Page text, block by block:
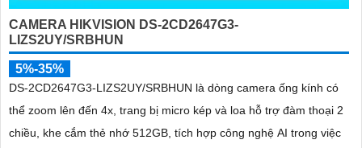
CAMERA HIKVISION DS-2CD2647G3-
LIZS2UY/SRBHUN
5%-35%
DS-2CD2647G3-LIZS2UY/SRBHUN là dòng camera ống kính có
thể zoom lên đến 4x, trang bị micro kép và loa hỗ trợ đàm thoại 2
chiều, khe cắm thẻ nhớ 512GB, tích hợp công nghệ AI trong việc